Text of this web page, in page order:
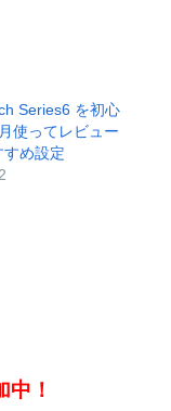
Series6 を初心
使ってレビュー
め設定
中！